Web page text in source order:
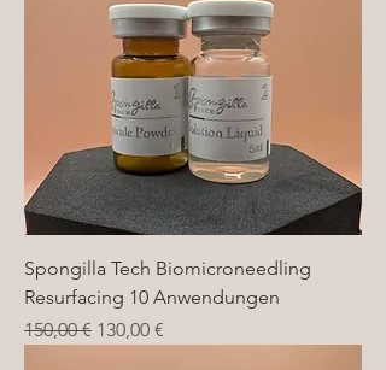
Spongilla Tech Biomicroneedling
Resurfacing 10 Anwendungen
Standardpreis
150,00 € Sale-Preis
130,00 €